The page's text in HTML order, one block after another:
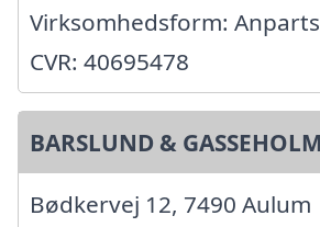
Virksomhedsform:
CVR: 40695478
BARSLUND &
Bødkervej 12, 7490 Aulum